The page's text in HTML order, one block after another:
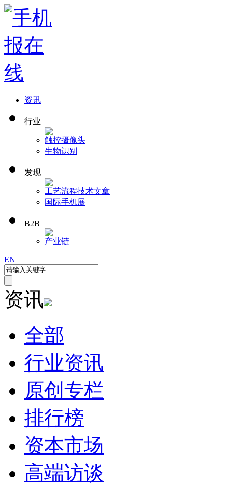
资讯
行业
触控摄像头
生物识别
发现
工艺流程技术文章
国际手机展
B2B
产业链
EN
资讯
全部
行业资讯
原创专栏
排行榜
资本市场
高端访谈